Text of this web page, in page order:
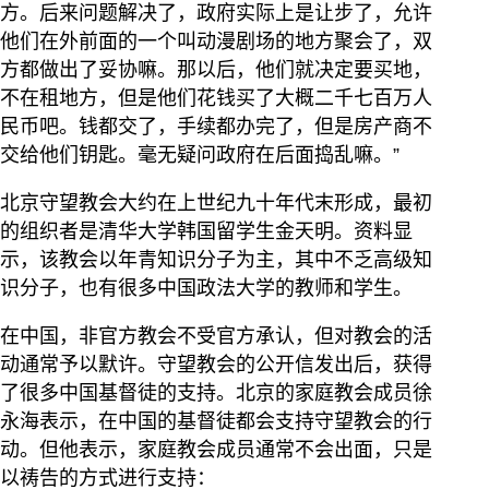
方。后来问题解决了，政府实际上是让步了，允许
他们在外前面的一个叫动漫剧场的地方聚会了，双
方都做出了妥协嘛。那以后，他们就决定要买地，
不在租地方，但是他们花钱买了大概二千七百万人
民币吧。钱都交了，手续都办完了，但是房产商不
交给他们钥匙。毫无疑问政府在后面捣乱嘛。”
北京守望教会大约在上世纪九十年代末形成，最初
的组织者是清华大学韩国留学生金天明。资料显
示，该教会以年青知识分子为主，其中不乏高级知
识分子，也有很多中国政法大学的教师和学生。
在中国，非官方教会不受官方承认，但对教会的活
动通常予以默许。守望教会的公开信发出后，获得
了很多中国基督徒的支持。北京的家庭教会成员徐
永海表示，在中国的基督徒都会支持守望教会的行
动。但他表示，家庭教会成员通常不会出面，只是
以祷告的方式进行支持：